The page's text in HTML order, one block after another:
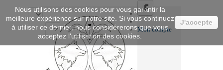
Mon compte
Nous utilisons des cookies pour vous garantir la
meilleure expérience sur notre site. Si vous continuez
à utiliser ce dernier, nous considérerons que vous
acceptez l'utilisation des cookies.
J'accepte